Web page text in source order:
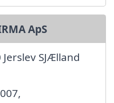
ApS
SJÆlland